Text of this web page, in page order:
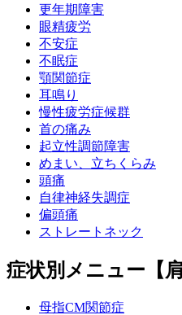
更年期障害
眼精疲労
不安症
不眠症
顎関節症
耳鳴り
慢性疲労症候群
首の痛み
起立性調節障害
めまい、立ちくらみ
頭痛
自律神経失調症
偏頭痛
ストレートネック
症状別メニュー【肩
母指CM関節症